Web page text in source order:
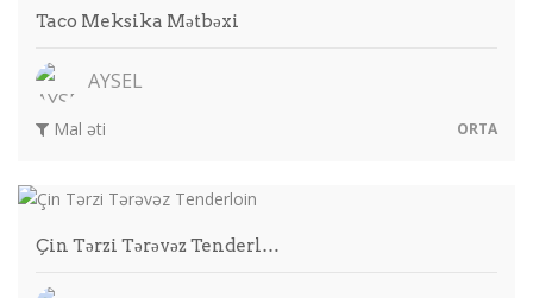
Taco Meksika Mətbəxi
AYSEL
Mal əti ORTA
Çin Tərzi Tərəvəz Tenderl…